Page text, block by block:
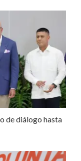
de diálogo hasta